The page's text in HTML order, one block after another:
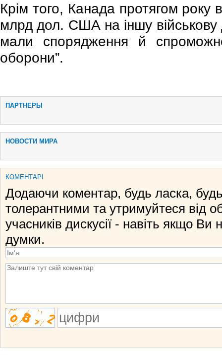
Крім того, Канада протягом року
млрд дол. США на іншу
мали спорядження й
оборони”.
ПАРТНЕРЫ
НОВОСТИ МИРА
КОМЕНТАРІ
Додаючи коментар, будь ласка,
толерантними та утримуйтеся від
учасників дискусії - навіть якщо Ви
думки.